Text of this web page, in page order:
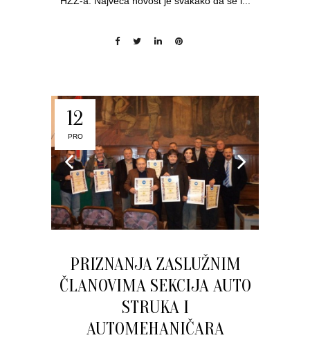
12
PRO
PRIZNANJA ZASLUŽNIM
ČLANOVIMA SEKCIJA AUTO
STRUKA I
AUTOMEHANIČARA